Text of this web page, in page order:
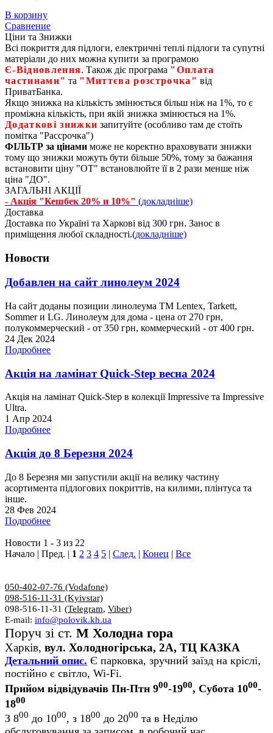
В корзину
Сравнение
Ціни та Знижки
Всі покриття для підлоги, електричні теплі підлоги та супутні
матеріали до них можна купити за програмою
Є‑Відновлення. Також діє програма "Оплата
частинами" та "Миттєва розстрочка" від
ПриватБанка.
Якщо знижка на кількість змінюється більш ніж на 1%, то є
проміжна кількість, при якій знижка змінюється на 1%.
Додаткові знижки запитуйте (особливо там де стоїть
помітка "Рассрочка")
ФІЛЬТР за цінами може не коректно враховувати знижки
тому що знижки можуть бути більше 50%, тому за бажання
встановити ціну "ОТ" встановлюйте її в 2 рази менше ніж
ціна "ДО".
ЗАГАЛЬНІ АКЦІЇ
- Акція "Кешбек 20% и 10%" (докладніше)
Доставка
Доставка по Україні та Харкові від 300 грн. Занос в
приміщення любої складності.(докладніше)
Новости
Добавлен на сайт линолеум 2024
На сайт доданы позиции линолеума ТМ Lentex, Tarkett,
Sommer и LG. Линолеум для дома - цена от 270 грн,
полукоммерческий - от 350 грн, коммерческий - от 400 грн.
24 Дек 2024
Подробнее
Акція на ламінат Quick-Step весна 2024
Акція на ламінат Quick-Step в колекції Impressive та Impressive
Ultra.
1 Апр 2024
Подробнее
Акція до 8 Березня 2024
До 8 Березня ми запустили акції на велику частину
асортимента підлогових покриттів, на килими, плінтуса та
інше.
28 Фев 2024
Подробнее
Новости 1 - 3 из 22
Начало | Пред. | 1 2 3 4 5 | След. | Конец | Все
050-402-07-76 (Vodafone)
098-516-11-31 (Kyivstar)
098-516-11-31 (Telegram, Viber)
E-mail: info@polovik.kh.ua
Поруч зі ст. М Холодна гора
Харків, вул. Холодногірська, 2А, ТЦ КАЗКА
Детальний опис. Є парковка, зручний заїзд на кріслі,
постійно є світло, Wi-Fi.
Прийом відвідувачів Пн-Птн 900-1900, Субота 1000-
1800
З 800 до 1000, з 1800 до 2000 та в Неділю